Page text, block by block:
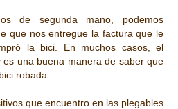
de segunda mano, podemos
que nos entregue la factura que le
la bici. En muchos casos, el
una buena manera de saber que
robada.
que encuentro en las plegables